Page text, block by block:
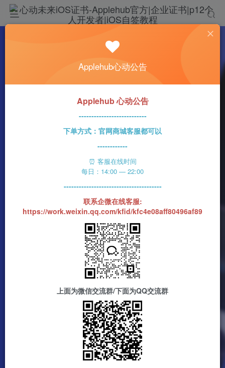
科技资讯
明年的两款iPhone 16 Pro都将配备潜望镜镜
头？
2023-05-21 n1ght_Ra1n
Applehub心动公告
Applehub 心动公告
---------------------------
下单方式：官网商城客服都可以
------------
⏰ 客服在线时间
每日：14:00 — 22:00
---------------------------------------
联系企微在线客服:
https://work.weixin.qq.com/kfid/kfc4e08aff80496af89
上面为微信交流群/下面为QQ交流群